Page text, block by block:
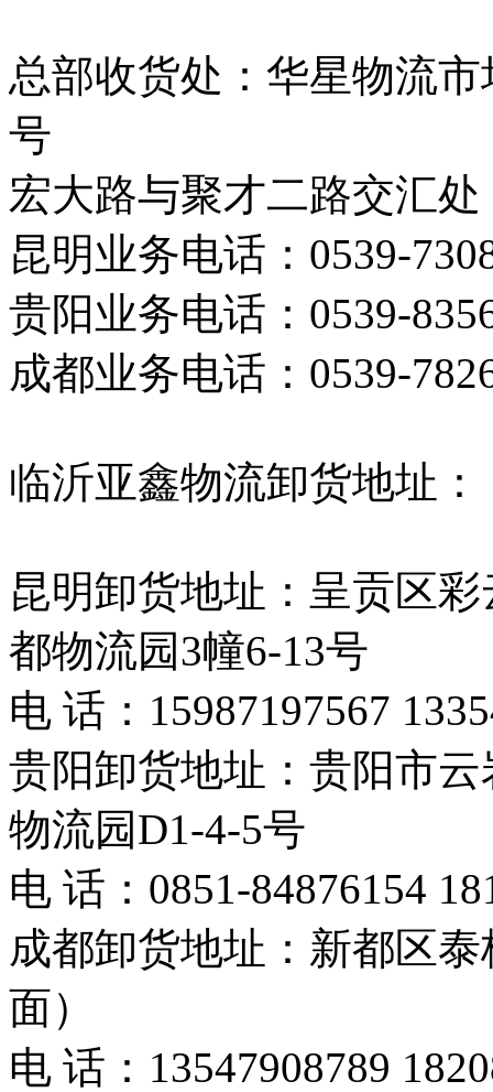
总部收货处：华星物流
号
宏大路与聚才二路交汇
昆明业务电话：0539-
贵阳业务电话：0539-
成都业务电话：0539-
临沂亚鑫物流卸货地址：
昆明卸货地址：呈贡区
都物流园3幢6-13号
电 话：15987197567
贵阳卸货地址：贵阳市
物流园D1-4-5号
电 话：0851-84876154
成都卸货地址：新都区
面）
电 话：13547908789